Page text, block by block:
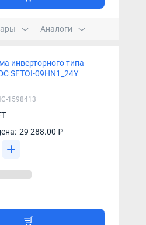
Аналоги
инверторного типа
SFTOI-09HN1_24Y
1598413
29 288.00 ₽